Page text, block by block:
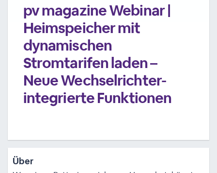
pv magazine Webinar |
Heimspeicher mit
dynamischen
Stromtarifen laden –
Neue Wechselrichter-
integrierte Funktionen
Über